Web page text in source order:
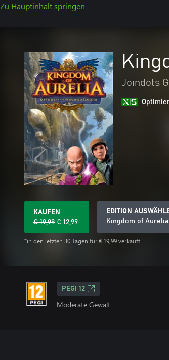
Zu Hauptinhalt springen
Joindots
KAUFEN
€ 19,99 € 12,99
*in den letzten 30 Tagen für € 19,99 verkauft
EDITION
Kingdom of
PEGI 12
Moderate Gewalt